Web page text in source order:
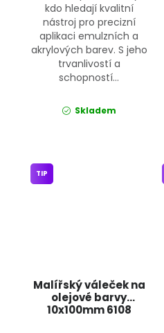
kdo hledají kvalitní
nástroj pro precizní
aplikaci emulzních a
akrylových barev. S jeho
trvanlivostí a
schopností...
Skladem
Malířský váleček na
olejové barvy
10x100mm 6108
TIP